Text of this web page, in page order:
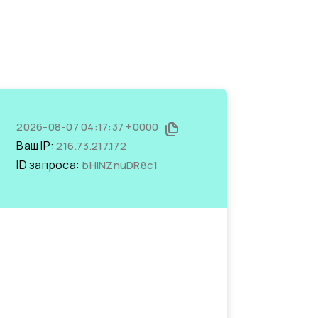
2026-08-07 04:17:37 +0000
Ваш IP:216.73.217.172
ID запроса: bHINZnuDR8c1